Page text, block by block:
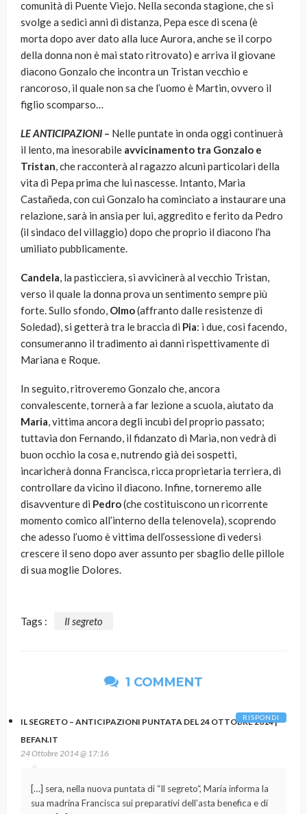
comunità di Puente Viejo. Nella seconda stagione, che si
svolge a sedici anni di distanza, Pepa esce di scena (è
morta dopo aver dato alla luce Aurora, anche se il corpo
della donna non è mai stato ritrovato) e arriva il giovane
diacono Gonzalo che incontra un Tristan vecchio e
rancoroso, il quale non sa che l’uomo è Martin, ovvero il
figlio scomparso…
LE ANTICIPAZIONI – Nelle puntate in onda oggi continuerà
il lento, ma inesorabile avvicinamento tra Gonzalo e
Tristan, che racconterà al ragazzo alcuni particolari della
vita di Pepa prima che lui nascesse. Intanto, Maria
Castañeda, con cui Gonzalo ha cominciato a instaurare una
relazione, sarà in ansia per lui, aggredito e ferito da Pedro
(il sindaco del villaggio) dopo che proprio il diacono l’ha
umiliato pubblicamente.
Candela, la pasticciera, si avvicinerà al vecchio Tristan,
verso il quale la donna prova un sentimento sempre più
forte. Sullo sfondo, Olmo(affranto dalle resistenze di
Soledad), si getterà tra le braccia di Pia: i due, così facendo,
consumeranno il tradimento ai danni rispettivamente di
Mariana e Roque.
In seguito, ritroveremo Gonzalo che, ancora
convalescente, tornerà a far lezione a scuola, aiutato da
Maria, vittima ancora degli incubi del proprio passato;
tuttavia don Fernando, il fidanzato di Maria, non vedrà di
buon occhio la cosa e, nutrendo già dei sospetti,
incaricherà donna Francisca, ricca proprietaria terriera, di
controllare da vicino il diacono. Infine, torneremo alle
disavventure di Pedro(che costituiscono un ricorrente
momento comico all’interno della telenovela), scoprendo
che adesso l’uomo è vittima dell’ossessione di vedersi
crescere il seno dopo aver assunto per sbaglio delle pillole
di sua moglie Dolores.
Tags : Il segreto
1 COMMENT
IL SEGRETO – ANTICIPAZIONI PUNTATA DEL 24 OTTOBRE 2014 |
BEFAN.IT
24 Ottobre 2014 @ 17:16
[…] sera, nella nuova puntata di “Il segreto“, Maria informa la
sua madrina Francisca sui preparativi dell’asta benefica e di
RISPONDI